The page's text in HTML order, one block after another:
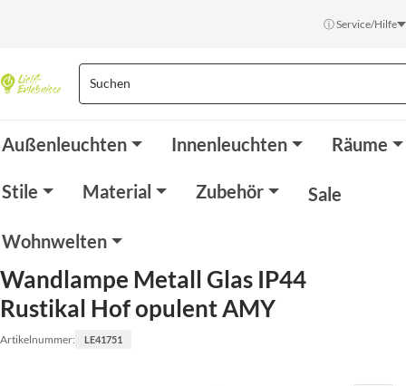
ⓘ Service/Hilfe
Außenleuchten Innenleuchten Räume
Stile Material Zubehör Sale
Wohnwelten
Wandlampe Metall Glas IP44
Rustikal Hof opulent AMY
Artikelnummer: LE41751